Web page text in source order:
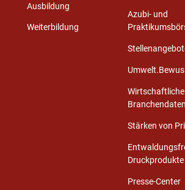
Ausbildung
Weiterbildung
Azubi- und
Branchendaten
Stärken von
Druckprodukte
Presse-Center